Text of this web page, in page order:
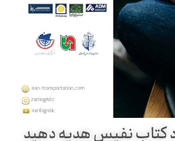
کتاب نفیس هدیه دهید